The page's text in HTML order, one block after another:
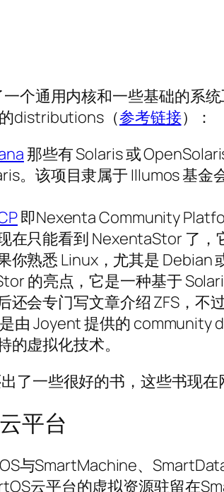
个通用内核和一些基础的系
distributions（参考链接）：
那些有 Solaris 或
。该项目隶属于 Illumos 基金
即Nexenta Community
在只能看到 NexentaStor 了，
你熟悉 Linux，尤其是 Debian
的亮点，它是一种基于
还会专门写文章介绍 ZFS，不
是由 Joyent 提供的 community
的虚拟化技术。
了一些很好的书，这些书现在
平台
与SmartMachine、
云平台的虚拟资源驻留在